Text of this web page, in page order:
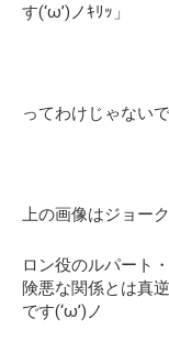
す(‘ω’)ノｷﾘｯ」
ってわけじゃない
上の画像はジョー
ロン役のルパート
険悪な関係とは真
です(‘ω’)ノ